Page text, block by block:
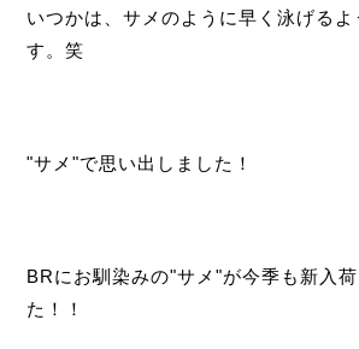
いつかは、サメのように早く泳げる
す。笑
"サメ"で思い出しました！
BRにお馴染みの"サメ"が今季も新入
た！！